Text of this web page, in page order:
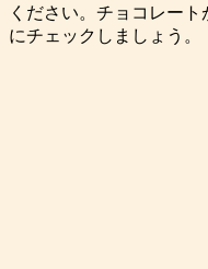
ください。チョコレー
にチェックしましょう。